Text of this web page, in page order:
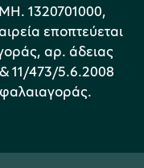
1320701000,
εποπτεύεται
αρ. άδειας
11/473/5.6.2008